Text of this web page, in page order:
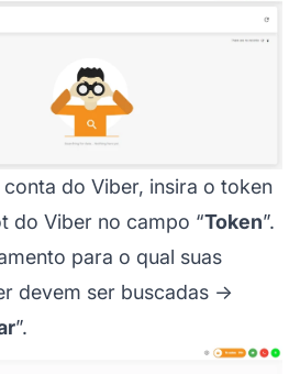
do Viber, insira o token
do Viber no campo “Token”.
para o qual suas
devem ser buscadas →
”.